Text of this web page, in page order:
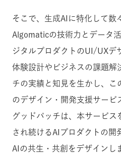
そこで、生成AIに特化して数
Algomaticの技術力とデータ
ジタルプロダクトのUI/UXデ
体験設計やビジネスの課題解
チの実績と知見を生かし、こ
のデザイン・開発支援サービ
グッドパッチは、本サービス
され続けるAIプロダクトの開
AIの共生・共創をデザインし